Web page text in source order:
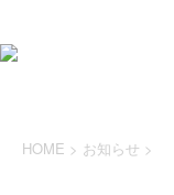
HOME > お知らせ >